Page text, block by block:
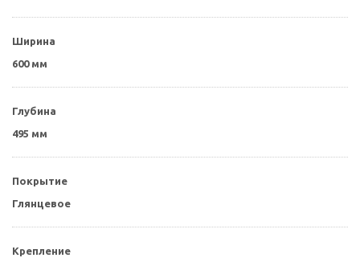
Ширина
600 мм
Глубина
495 мм
Покрытие
Глянцевое
Крепление